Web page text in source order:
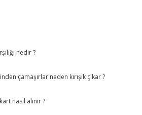
nedir ?
çamaşırlar neden kırışık çıkar ?
nasıl alınır ?
giriş